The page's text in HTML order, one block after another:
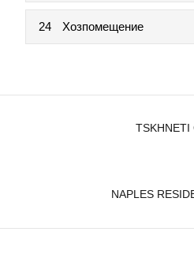
24 Хозпомещение
TSKHNETI
NAPLES